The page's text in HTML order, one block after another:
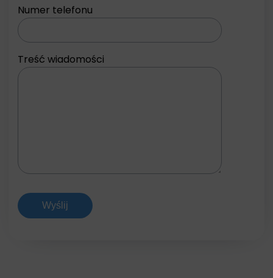
Numer telefonu
Treść wiadomości